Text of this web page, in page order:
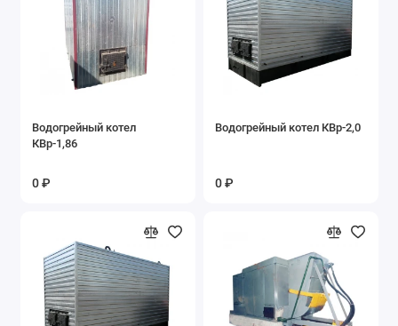
Водогрейный котел
КВр-1,86
0 ₽
Водогрейный котел КВр-2,0
0 ₽